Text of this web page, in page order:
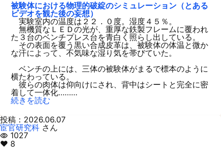
被験体における物理的破綻のシミュレーション（とある
ビデオを観た後の妄想）
実験室内の温度は２２．０度。湿度４５％。
無機質なＬＥＤの光が、重厚な鉄製フレームに覆われ
た３台のベンチプレス台を青白く照らし出している。
その表面を覆う黒い合成皮革は、被験体の体温と微か
な汗によって、不気味な湿り気を帯びていた。
ベンチの上には、三体の被験体がまるで標本のように
横たわっている。
彼らの肉体は仰向けにされ、背中はシートと完全に密
着して一体化………
続きを読む
投稿：2026.06.07
宦官研究科 さん
visibility 1027
♥ 8